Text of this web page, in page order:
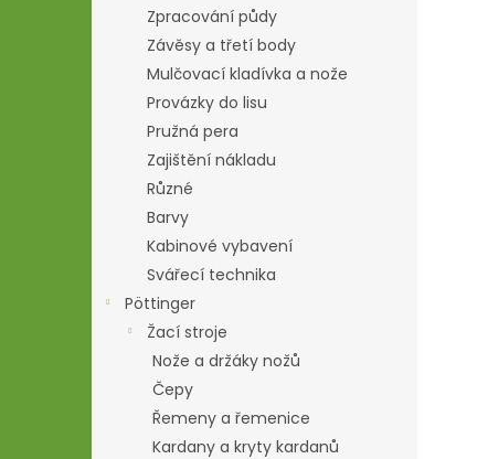
Zpracování půdy
Závěsy a třetí body
Mulčovací kladívka a nože
Provázky do lisu
Pružná pera
Zajištění nákladu
Různé
Barvy
Kabinové vybavení
Svářecí technika
Pöttinger
Žací stroje
Nože a držáky nožů
Čepy
Řemeny a řemenice
Kardany a kryty kardanů